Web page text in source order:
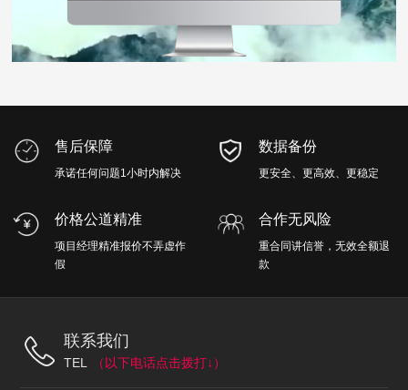
售后保障
承诺任何问题1小时内解决
数据备份
更安全、更高效、更稳定
价格公道精准
项目经理精准报价不弄虚作
假
合作无风险
重合同讲信誉，无效全额退
款
联系我们
TEL